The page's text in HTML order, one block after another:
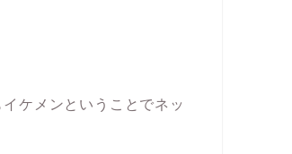
ケメンということでネッ